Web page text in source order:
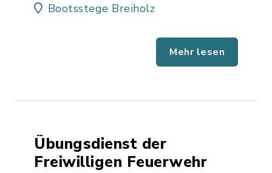
Bootsstege Breiholz
Mehr lesen
Übungsdienst der
Freiwilligen Feuerwehr